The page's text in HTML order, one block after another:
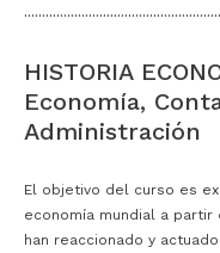
HISTORIA
Economía,
Administración
El objetivo del curso es
economía mundial a
han reaccionado y